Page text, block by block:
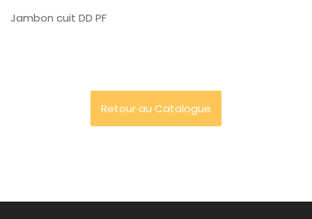
Jambon cuit DD PF
Retour au Catalogue